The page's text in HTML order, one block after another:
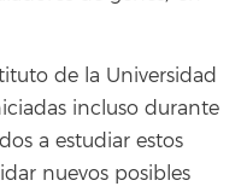
de la Universidad
incluso durante
a estudiar estos
nuevos posibles